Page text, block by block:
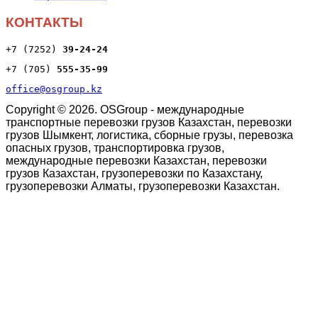
КОНТАКТЫ
+7 (7252) 39-24-24
+7 (705) 555-35-99
office@osgroup.kz
Copyright © 2026. OSGroup - международные
транспортные перевозки грузов Казахстан, перевозки
грузов Шымкент, логистика, сборные грузы, перевозка
опасных грузов, транспортировка грузов,
международные перевозки Казахстан, перевозки
грузов Казахстан, грузоперевозки по Казахстану,
грузоперевозки Алматы, грузоперевозки Казахстан.